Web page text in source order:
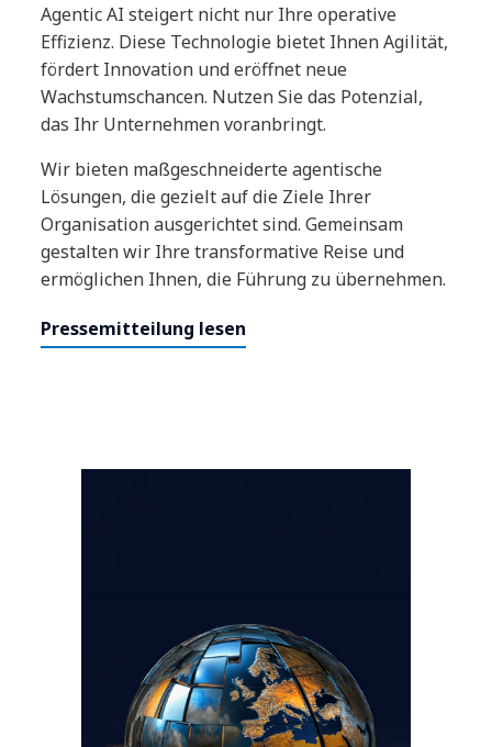
Agentic AI steigert nicht nur Ihre operative
Effizienz. Diese Technologie bietet Ihnen Agilität,
fördert Innovation und eröffnet neue
Wachstumschancen. Nutzen Sie das Potenzial,
das Ihr Unternehmen voranbringt.
Wir bieten maßgeschneiderte agentische
Lösungen, die gezielt auf die Ziele Ihrer
Organisation ausgerichtet sind. Gemeinsam
gestalten wir Ihre transformative Reise und
ermöglichen Ihnen, die Führung zu übernehmen.
Pressemitteilung lesen